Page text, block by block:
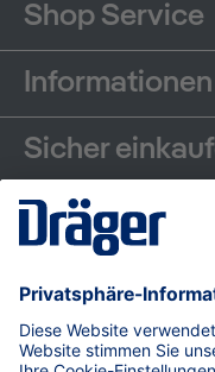
Shop Service
Informationen
Sicher
Communities
Versand